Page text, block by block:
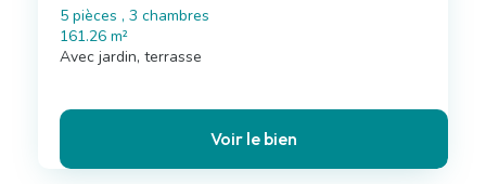
5 pièces , 3 chambres
161.26 m²
Avec jardin, terrasse
Voir le bien